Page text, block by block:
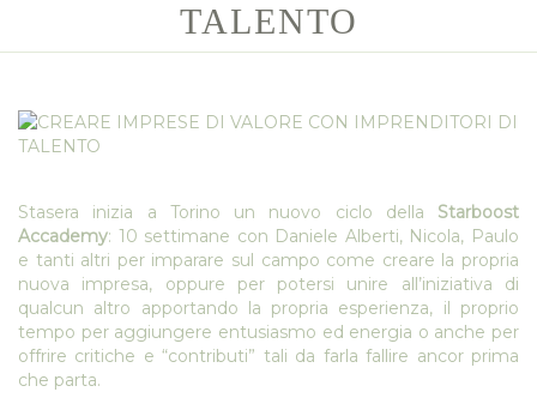
TALENTO
Stasera inizia a Torino un nuovo ciclo della Starboost
Accademy: 10 settimane con Daniele Alberti, Nicola, Paulo
e tanti altri per imparare sul campo come creare la propria
nuova impresa, oppure per potersi unire all’iniziativa di
qualcun altro apportando la propria esperienza, il proprio
tempo per aggiungere entusiasmo ed energia o anche per
offrire critiche e “contributi” tali da farla fallire ancor prima
che parta.